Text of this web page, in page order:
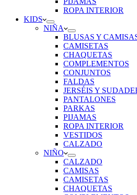
ROPA INTERIOR
KIDS
NIÑA
BLUSAS Y
CAMISETAS
CHAQUETAS
COMPLEMENTOS
CONJUNTOS
FALDAS
JERSÉIS Y
PANTALONES
PARKAS
PIJAMAS
ROPA INTERIOR
VESTIDOS
CALZADO
NIÑO
CALZADO
CAMISAS
CAMISETAS
CHAQUETAS